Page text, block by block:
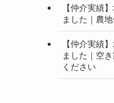
【仲介実績
ました｜農
【仲介実績
ました｜空
ください